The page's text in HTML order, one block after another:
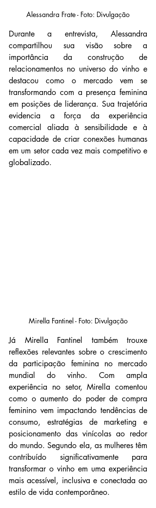
Alessandra Frate - Foto: Divulgação
Durante a entrevista, Alessandra
compartilhou sua visão sobre a
importância da construção de
relacionamentos no universo do vinho e
destacou como o mercado vem se
transformando com a presença feminina
em posições de liderança. Sua trajetória
evidencia a força da experiência
comercial aliada à sensibilidade e à
capacidade de criar conexões humanas
em um setor cada vez mais competitivo e
globalizado.
Mirella Fantinel - Foto: Divulgação
Já Mirella Fantinel também trouxe
reflexões relevantes sobre o crescimento
da participação feminina no mercado
mundial do vinho. Com ampla
experiência no setor, Mirella comentou
como o aumento do poder de compra
feminino vem impactando tendências de
consumo, estratégias de marketing e
posicionamento das vinícolas ao redor
do mundo. Segundo ela, as mulheres têm
contribuído significativamente para
transformar o vinho em uma experiência
mais acessível, inclusiva e conectada ao
estilo de vida contemporâneo.